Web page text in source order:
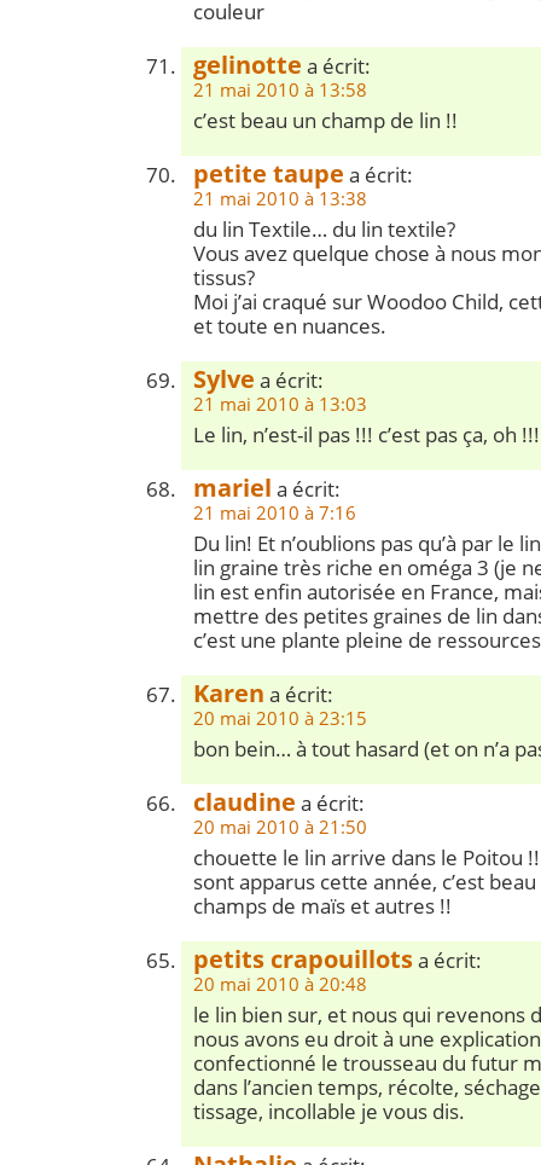
couleur
gelinotte a écrit:
21 mai 2010 à 13:58
c’est beau un champ de lin !!
petite taupe a écrit:
21 mai 2010 à 13:38
du lin Textile… du lin textile?
Vous avez quelque chose à nous
tissus?
Moi j’ai craqué sur Woodoo Child,
et toute en nuances.
Sylve a écrit:
21 mai 2010 à 13:03
Le lin, n’est-il pas !!! c’est pas ça, oh
mariel a écrit:
21 mai 2010 à 7:16
Du lin! Et n’oublions pas qu’à par le
lin graine très riche en oméga 3 (je
lin est enfin autorisée en France,
mettre des petites graines de lin
c’est une plante pleine de
Karen a écrit:
20 mai 2010 à 23:15
bon bein… à tout hasard (et on n’a
claudine a écrit:
20 mai 2010 à 21:50
chouette le lin arrive dans le Poitou
sont apparus cette année, c’est
champs de maïs et autres !!
petits crapouillotsa écrit:
20 mai 2010 à 20:48
le lin bien sur, et nous qui revenons
nous avons eu droit à une
confectionné le trousseau du futur
dans l’ancien temps, récolte,
tissage, incollable je vous dis.